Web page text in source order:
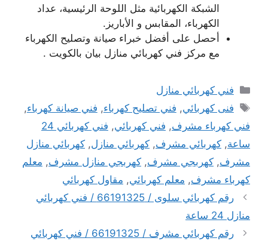
الشبكة الكهربائية مثل اللوحة الرئيسية، عداد
الكهرباء، المقابس و الأباريز.
أحصل على أفضل خبراء صيانة وتصليح الكهرباء
مع مركز فني كهربائي منازل بيان بالكويت .
التصنيفات
فني كهربائي منازل
الوسوم
فنى كهربائي, فني تصليح كهرباء, فني صيانة كهرباء,
فني كهرباء مشرف, فني كهربائي,
فني كهربائي 24
ساعة, كهربائي مشرف, كهربائي منازل, كهربائي منازل
مشرف, كهربجي مشرف, كهربجي منازل مشرف, معلم
كهرباء مشرف, معلم كهربائي, مقاول كهربائي
رقم كهربائي سلوى / 66191325‬ / فني كهربائي
منازل 24 ساعة
رقم كهربائي مشرف / 66191325‬ / فني كهربائي